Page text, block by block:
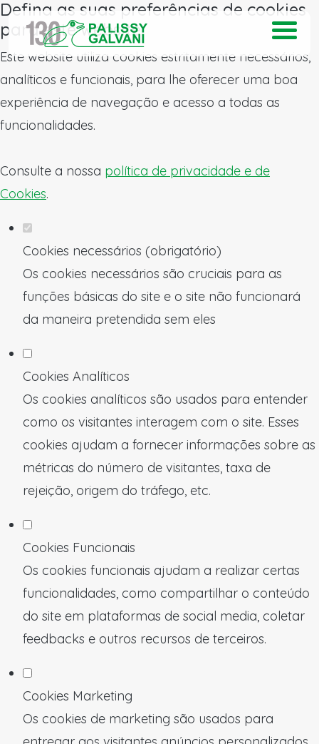
Defina as suas preferências de cookies
para este website.
Este website utiliza cookies estritamente necessários,
analíticos e funcionais, para lhe oferecer uma boa
experiência de navegação e acesso a todas as
funcionalidades.
Consulte a nossa política de privacidade e de
Cookies.
Cookies necessários (obrigatório)
Os cookies necessários são cruciais para as
funções básicas do site e o site não funcionará
da maneira pretendida sem eles
Cookies Analíticos
Os cookies analíticos são usados para entender
como os visitantes interagem com o site. Esses
cookies ajudam a fornecer informações sobre as
métricas do número de visitantes, taxa de
rejeição, origem do tráfego, etc.
Cookies Funcionais
Os cookies funcionais ajudam a realizar certas
funcionalidades, como compartilhar o conteúdo
do site em plataformas de social media, coletar
feedbacks e outros recursos de terceiros.
Cookies Marketing
Os cookies de marketing são usados para